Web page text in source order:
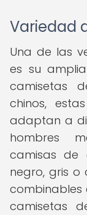
Variedad
Una de las
es su
camisetas
chinos,
adaptan a
hombres
camisas de
negro, gris o
combinables
camisetas